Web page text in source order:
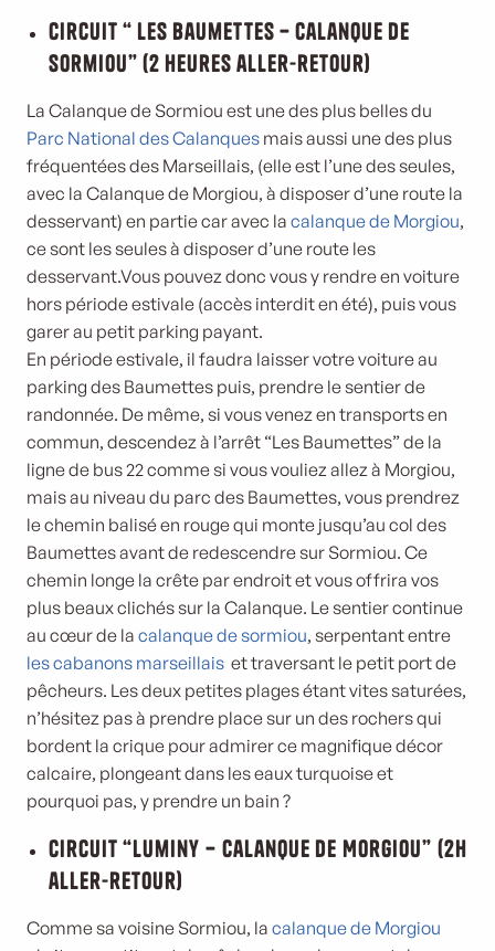
Circuit “ Les Baumettes – Calanque de
Sormiou” (2 heures aller-retour)
La Calanque de Sormiou est une des plus belles du
Parc National des Calanques mais aussi une des plus
fréquentées des Marseillais, (elle est l’une des seules,
avec la Calanque de Morgiou, à disposer d’une route la
desservant) en partie car avec la calanque de Morgiou,
ce sont les seules à disposer d’une route les
desservant.Vous pouvez donc vous y rendre en voiture
hors période estivale (accès interdit en été), puis vous
garer au petit parking payant.
En période estivale, il faudra laisser votre voiture au
parking des Baumettes puis, prendre le sentier de
randonnée. De même, si vous venez en transports en
commun, descendez à l’arrêt “Les Baumettes” de la
ligne de bus 22 comme si vous vouliez allez à Morgiou,
mais au niveau du parc des Baumettes, vous prendrez
le chemin balisé en rouge qui monte jusqu’au col des
Baumettes avant de redescendre sur Sormiou. Ce
chemin longe la crête par endroit et vous offrira vos
plus beaux clichés sur la Calanque. Le sentier continue
au cœur de la calanque de sormiou, serpentant entre
les cabanons marseillais et traversant le petit port de
pêcheurs. Les deux petites plages étant vites saturées,
n’hésitez pas à prendre place sur un des rochers qui
bordent la crique pour admirer ce magnifique décor
calcaire, plongeant dans les eaux turquoise et
pourquoi pas, y prendre un bain ?
Circuit “Luminy – Calanque de Morgiou” (2h
aller-retour)
Comme sa voisine Sormiou, la calanque de Morgiou